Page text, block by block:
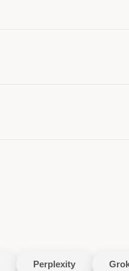
Perplexity